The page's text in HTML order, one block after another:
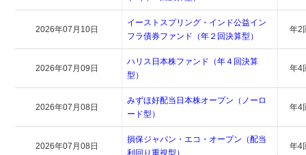
2026年07月10日
イーストスプリング・インド公益イン
フラ債券ファンド（年２回決算型）
年2
2026年07月09日
ハリス日本株ファンド（年４回決算
型）
年4
2026年07月08日
みずほ好配当日本株オープン（ノーロ
ード型）
年4
2026年07月08日
損保ジャパン・エコ・オープン（配当
利回り重視型）
年4